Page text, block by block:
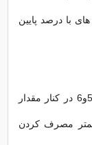
با درصد پایین
برای رقیق کردن رنگهای زیتونی با تن رنگ تیره ومتوسط تا درجه ی 5و6 در کنار مقدار
مصرف کردن